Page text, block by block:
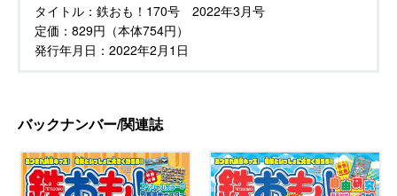
タイトル： 鉄おも！170号 2022年3月号
定価： 829円（本体754円）
発行年月日： 2022年2月1日
バックナンバー/関連誌